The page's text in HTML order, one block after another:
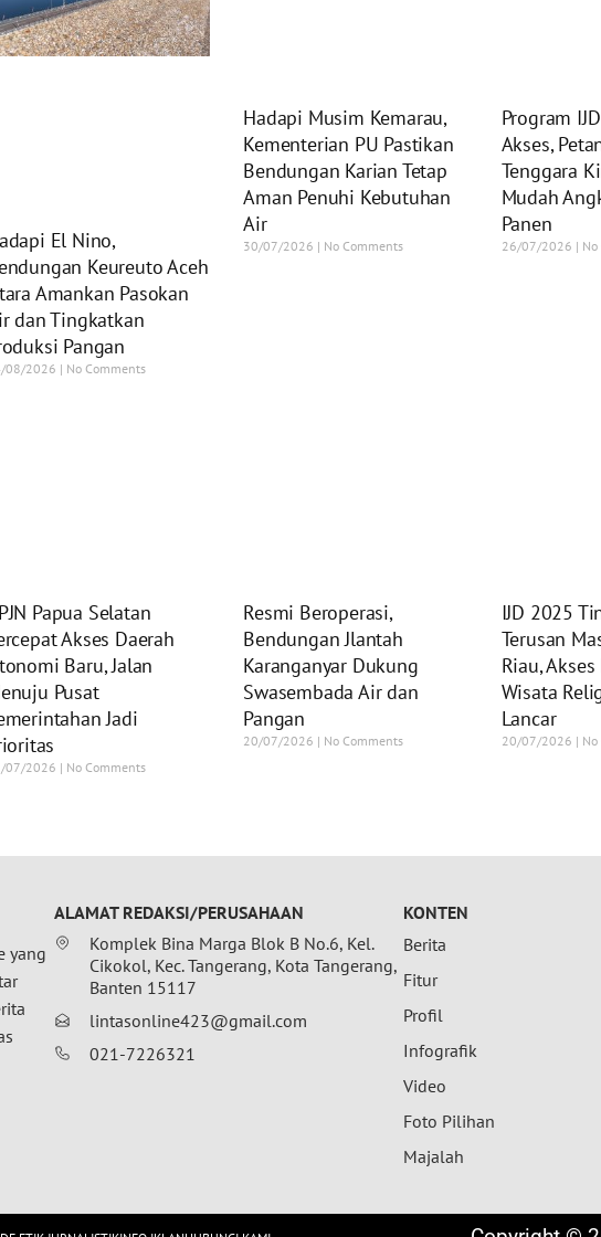
El Nino,
Keureuto Aceh
Amankan Pasokan
dan Tingkatkan
Pangan
08/2026 No Comments
Hadapi Musim Kemarau,
Kementerian PU Pastikan
Bendungan Karian Tetap
Aman Penuhi Kebutuhan
Air
30/07/2026 No Comments
Program
Akses,
Tenggara
Mudah
Panen
26/07/2026
Papua Selatan
Akses Daerah
Baru, Jalan
Pusat
Jadi
07/2026 No Comments
Resmi Beroperasi,
Bendungan Jlantah
Karanganyar Dukung
Swasembada Air dan
Pangan
20/07/2026 No Comments
IJD 2025
Terusan
Riau,
Wisata
Lancar
20/07/2026
yang
ALAMAT REDAKSI/PERUSAHAAN
Komplek Bina Marga Blok B No.6, Kel.
Cikokol, Kec. Tangerang, Kota Tangerang,
Banten 15117
lintasonline423@gmail.com
021-7226321
KONTEN
Berita
Fitur
Profil
Infografik
Video
Foto Pilihan
Majalah